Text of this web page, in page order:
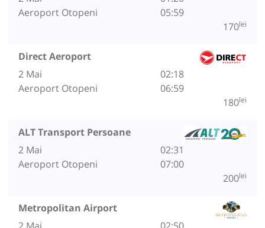
Aeroport Otopeni
05:59
170lei
Direct Aeroport
2 Mai
Aeroport Otopeni
02:18
06:59
180lei
ALT Transport Persoane
2 Mai
Aeroport Otopeni
02:31
07:00
200lei
Metropolitan Airport